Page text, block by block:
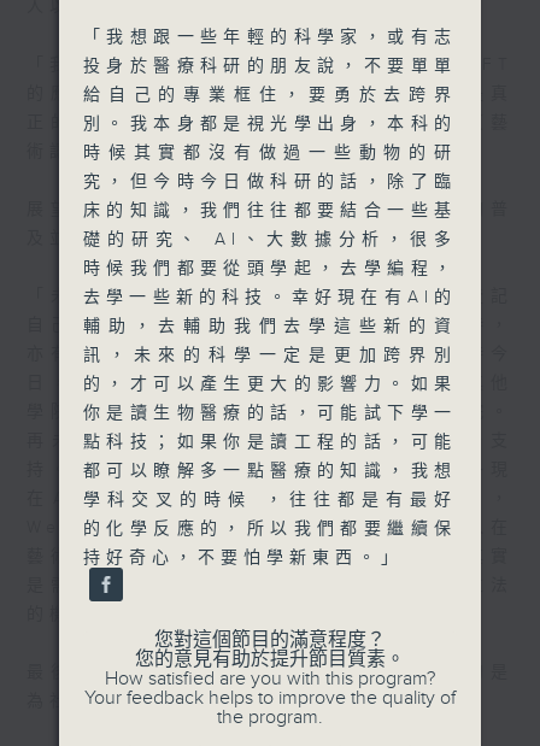
「我入科技大學第一篇的學術文章，就是說NFT
的應用場面不是很清晰，亦都很多誤會。但是真
正的區塊鏈技術，未來是要用一個 Art ID（藝
術認證）的標準裡面。」
展望未來，秦博士希望藝術身份認證系統能夠普
及並推動法規與時並進。
「未來十年的願景，所有藝術家都有機會去登記
自己的作品，這是第一件事。登記作品的同時，
亦有不同的單位是可以認證的，譬如我們今時今
日，就是我們科技大學出來，亦都有機會是其他
學院，譬如歐洲或者是一些比較大的藝術學院。
再未來就是會有一些博物館級的藝術機構去支
持。我們常說的區塊鏈技術、Web3，甚至乎現
在AI生成的（藝術品）其實版權都不成熟，
Web3都要在合法合規才可以經營得到，所以在
藝術方面，這些我們叫做科技的應用層面，其實
是需要慢慢跟著法規，甚至乎去提議給一些立法
最後，秦博士寄語年輕科學家，科研最重要的是
為社會帶來真正正面的影響。
「我想跟一些年輕的科學家，或有志
投身於醫療科研的朋友說，不要單單
給自己的專業框住，要勇於去跨界
別。我本身都是視光學出身，本科的
時候其實都沒有做過一些動物的研
究，但今時今日做科研的話，除了臨
床的知識，我們往往都要結合一些基
礎的研究、 AI、大數據分析，很多
時候我們都要從頭學起，去學編程，
去學一些新的科技。幸好現在有AI的
輔助，去輔助我們去學這些新的資
訊，未來的科學一定是更加跨界別
的，才可以產生更大的影響力。如果
你是讀生物醫療的話，可能試下學一
點科技；如果你是讀工程的話，可能
都可以瞭解多一點醫療的知識，我想
學科交叉的時候 ，往往都是有最好
的化學反應的，所以我們都要繼續保
持好奇心，不要怕學新東西。」
您對這個節目的滿意程度？
您的意見有助於提升節目質素。
How satisfied are you with this program?
Your feedback helps to improve the quality of
the program.